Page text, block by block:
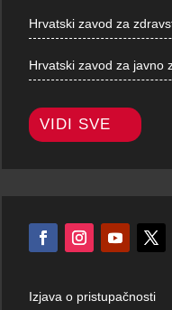
Hrvatski zavod za
Hrvatski zavod za javno
VIDI SVE
Izjava o pristupačnosti